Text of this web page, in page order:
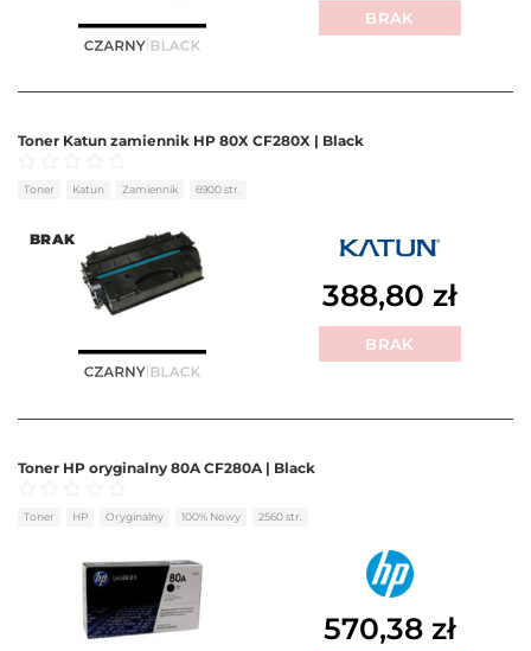
BRAK
BRAK
Toner Katun zamiennik HP 80X CF280X | Black
Oceniono
Toner Katun Zamiennik 6900 str.
388,80 zł
BRAK
Toner HP oryginalny 80A CF280A | Black
Oceniono0na 5
Toner HP Oryginalny 100% Nowy 2560 str.
570,38 zł